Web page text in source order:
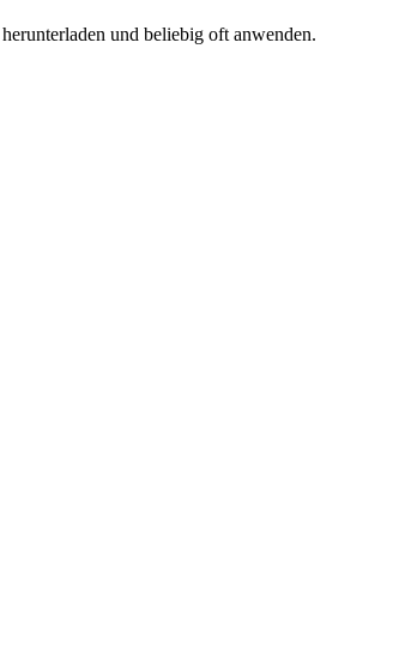
und beliebig oft anwenden.